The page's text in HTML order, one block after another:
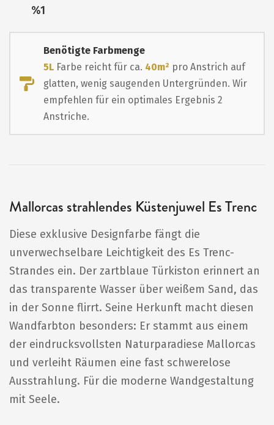
%1
Benötigte Farbmenge
5L Farbe reicht für ca. 40m² pro Anstrich auf
glatten, wenig saugenden Untergründen. Wir
empfehlen für ein optimales Ergebnis 2
Anstriche.
Mallorcas strahlendes Küstenjuwel Es Trenc
Diese exklusive Designfarbe fängt die
unverwechselbare Leichtigkeit des Es Trenc-
Strandes ein. Der zartblaue Türkiston erinnert an
das transparente Wasser über weißem Sand, das
in der Sonne flirrt. Seine Herkunft macht diesen
Wandfarbton besonders: Er stammt aus einem
der eindrucksvollsten Naturparadiese Mallorcas
und verleiht Räumen eine fast schwerelose
Ausstrahlung. Für die moderne Wandgestaltung
mit Seele.